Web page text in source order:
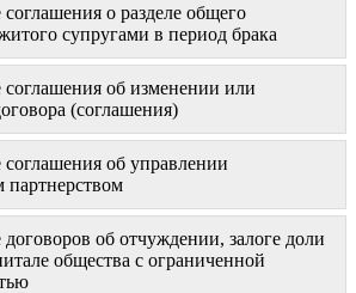
соглашения о разделе общего
супругами в период брака
соглашения об изменении или
(соглашения)
соглашения об управлении
партнерством
договоров об отчуждении, залоге доли
общества с ограниченной